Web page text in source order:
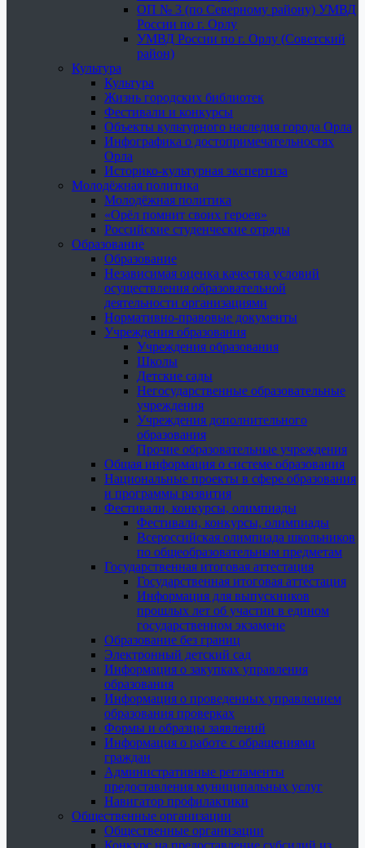
ОП № 3 (по Северному району) УМВД
России по г. Орлу
УМВД России по г. Орлу (Советский
район)
Культура
Культура
Жизнь городских библиотек
Фестивали и конкурсы
Объекты культурного наследия города Орла
Инфографика о достопримечательностях
Орла
Историко-культурная экспертиза
Молодёжная политика
Молодёжная политика
«Орёл помнит своих героев»
Российские студенческие отряды
Образование
Образование
Независимая оценка качества условий
осуществления образовательной
деятельности организациями
Нормативно-правовые документы
Учреждения образования
Учреждения образования
Школы
Детские сады
Негосударственные образовательные
учреждения
Учреждения дополнительного
образования
Прочие образовательные учреждения
Общая информация о системе образования
Национальные проекты в сфере образования
и программы развития
Фестивали, конкурсы, олимпиады
Фестивали, конкурсы, олимпиады
Всероссийская олимпиада школьников
по общеобразовательным предметам
Государственная итоговая аттестация
Государственная итоговая аттестация
Информация для выпускников
прошлых лет об участии в едином
государственном экзамене
Образование без границ
Электронный детский сад
Информация о закупках управления
образования
Информация о проведенных управлением
образования проверках
Формы и образцы заявлений
Информация о работе с обращениями
граждан
Административные регламенты
предоставления муниципальных услуг
Навигатор профилактики
Общественные организации
Общественные организации
Конкурс на предоставление субсидий из